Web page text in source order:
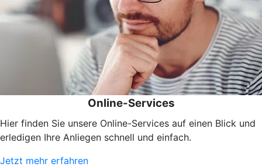
Online-Services
Hier finden Sie unsere Online-Services auf einen Blick und
erledigen Ihre Anliegen schnell und einfach.
Jetzt mehr erfahren